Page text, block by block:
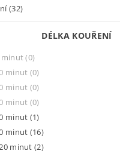
(32)
DÉLKA KOUŘENÍ
minut(0)
minut (0)
minut (0)
minut (0)
minut (1)
minut (16)
minut(2)